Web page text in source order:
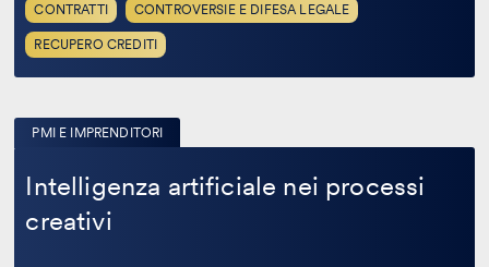
CONTRATTI
CONTROVERSIE E DIFESA LEGALE
RECUPERO CREDITI
PMI E IMPRENDITORI
Intelligenza artificiale nei processi
creativi
Intelligenza
artificiale
nei
processi